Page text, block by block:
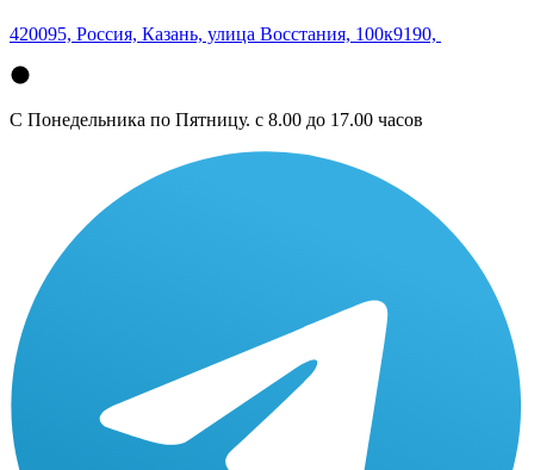
420095, Россия, Казань, улица Восстания, 100к9190,
С Понедельника по Пятницу. с 8.00 до 17.00 часов